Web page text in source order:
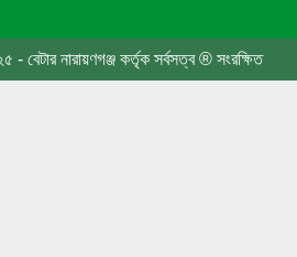
ভ্রমণ
- বেটার নারায়ণগঞ্জ কর্তৃক সর্বসত্ব ® সংরক্ষিত